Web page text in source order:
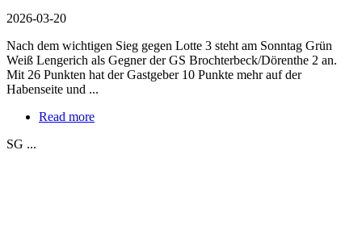
2026-03-20
Nach dem wichtigen Sieg gegen Lotte 3 steht am Sonntag Grün
Weiß Lengerich als Gegner der GS Brochterbeck/Dörenthe 2 an.
Mit 26 Punkten hat der Gastgeber 10 Punkte mehr auf der
Habenseite und ...
Read more
SG ...